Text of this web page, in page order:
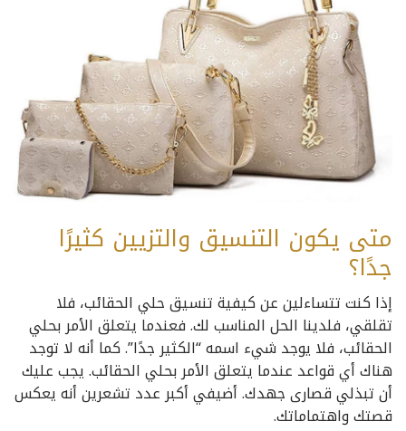
متى يكون التنسيق والتزيين كثيرًا
جدًا؟
إذا كنت تتساءلين عن كيفية تنسيق حلي الحقائب، فلا
تقلقي، فلدينا الحل المناسب لك. فعندما يتعلق الأمر بحلي
الحقائب، فلا يوجد شيء اسمه “الكثير جدًا”. كما أنه لا توجد
هناك أي قواعد عندما يتعلق الأمر بحلي الحقائب. يجب عليك
أن تبذلي قصارى جهدك. أضيفي أكبر عدد تشعرين أنه يعكس
قصتك واهتماماتك.